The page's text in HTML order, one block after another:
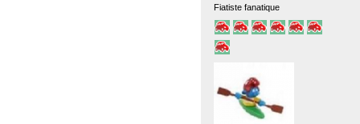
Fiatiste fanatique